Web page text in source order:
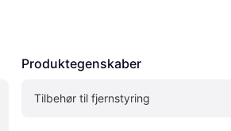
Produktegenskaber
Tilbehør til fjernstyring